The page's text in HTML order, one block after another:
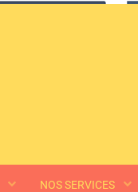
NOS SERVICES